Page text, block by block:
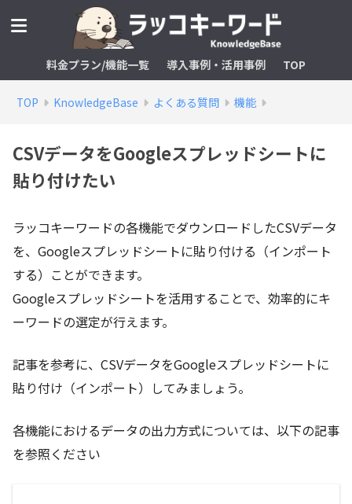
料金プラン/機能一覧 導入事例・活用事例 TOP
TOP KnowledgeBase よくある質問 機能
CSVデータをGoogleスプレッドシートに
貼り付けたい
ラッコキーワードの各機能でダウンロードしたCSVデータ
を、Googleスプレッドシートに貼り付ける（インポート
する）ことができます。
Googleスプレッドシートを活用することで、効率的にキ
ーワードの選定が行えます。
記事を参考に、CSVデータをGoogleスプレッドシートに
貼り付け（インポート）してみましょう。
各機能におけるデータの出力方式については、以下の記事
を参照ください